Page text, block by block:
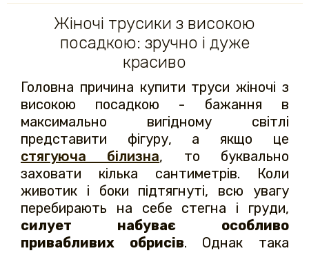
Жіночі трусики з високою
посадкою: зручно і дуже
красиво
Головна причина купити труси жіночі з
високою посадкою - бажання в
максимально вигідному світлі
представити фігуру, а якщо це
стягуюча білизна, то буквально
заховати кілька сантиметрів. Коли
животик і боки підтягнуті, всю увагу
перебирають на себе стегна і груди,
силует набуває особливо
привабливих обрисів. Однак така